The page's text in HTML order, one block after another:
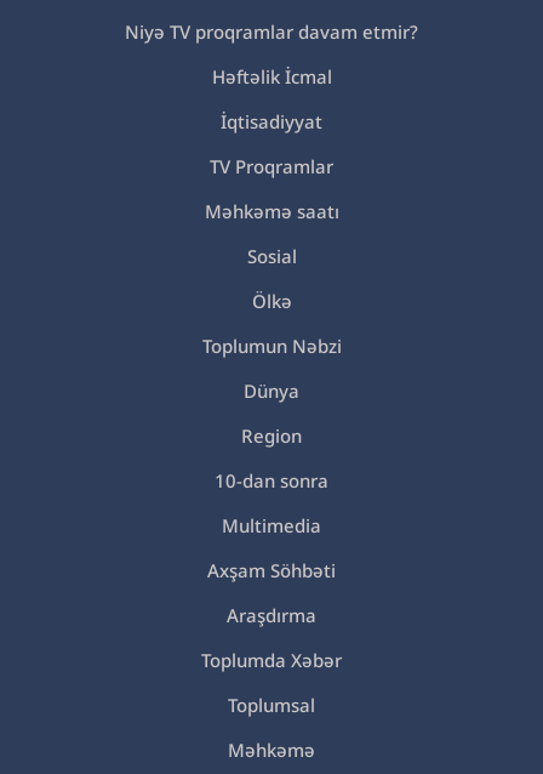
Niyə TV proqramlar davam etmir?
Həftəlik İcmal
İqtisadiyyat
TV Proqramlar
Məhkəmə saatı
Sosial
Ölkə
Toplumun Nəbzi
Dünya
Region
10-dan sonra
Multimedia
Axşam Söhbəti
Araşdırma
Toplumda Xəbər
Toplumsal
Məhkəmə